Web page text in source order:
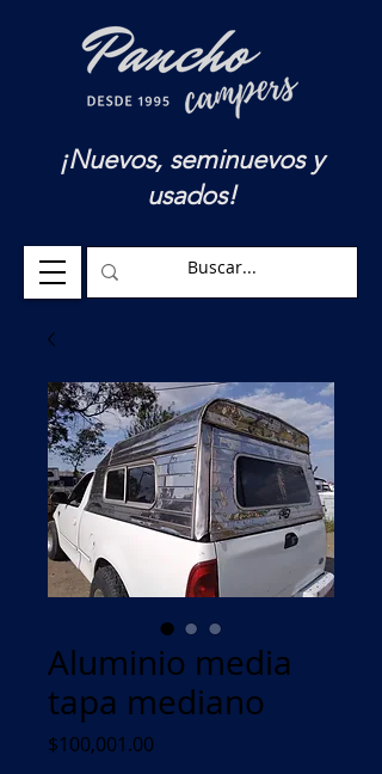
¡Nuevos, seminuevos y
usados!
Aluminio media
tapa mediano
$100,001.00